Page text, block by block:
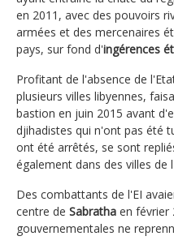
en 2011, avec des pouvoirs
armées et des mercenaires
pays, sur fond d'ingérences
Profitant de l'absence de
plusieurs villes libyennes,
bastion en juin 2015 avant
djihadistes qui n'ont pas été
ont été arrêtés, se sont
également dans des villes de
Des combattants de l'EI
centre de Sabratha en février
gouvernementales ne